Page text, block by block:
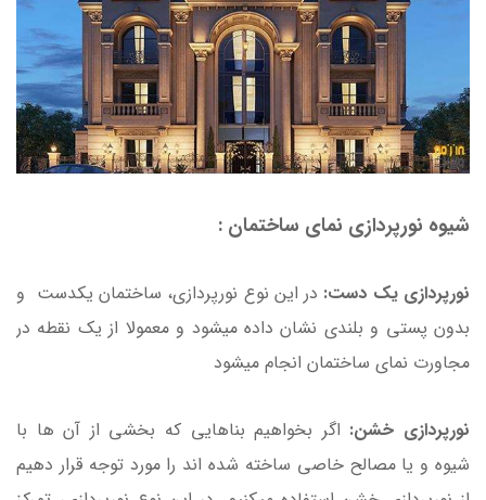
شیوه نورپردازی نمای ساختمان :
نورپردازی یک دست: در این نوع نورپردازی، ساختمان یکدست و
بدون پستی و بلندی نشان داده میشود و معمولا از یک نقطه در
مجاورت نمای ساختمان انجام میشود
نورپردازی خشن: اگر بخواهیم بناهایی که بخشی از آن ها با
شیوه و یا مصالح خاصی ساخته شده اند را مورد توجه قرار دهیم